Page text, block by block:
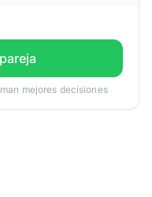
mejores decisiones